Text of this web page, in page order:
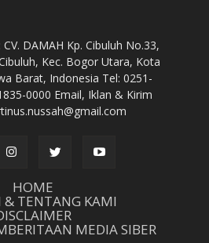
DAMAH Kp. Cibuluh No.33,
Kec. Bogor Utara, Kota
Barat, Indonesia Tel: 0251-
0000 Email, Iklan & Kirim
HOME
& TENTANG KAMI
MEDIA SIBER